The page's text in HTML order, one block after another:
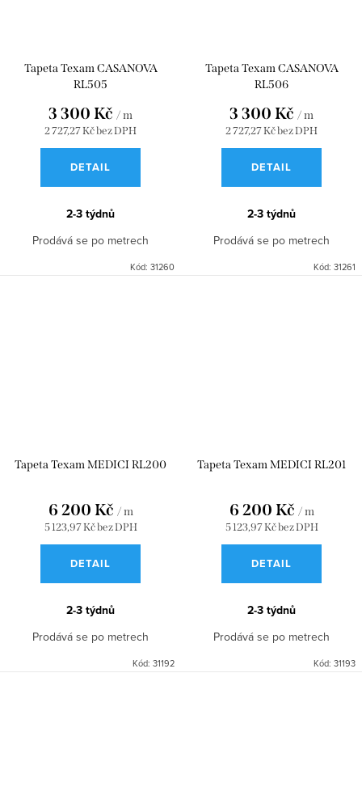
Tapeta Texam CASANOVA
RL505
2 727,27 Kč bez DPH
3 300 Kč / m
DETAIL
2-3 týdnů
Prodává se po metrech
Kód: 31260
Tapeta Texam CASANOVA
RL506
2 727,27 Kč bez DPH
3 300 Kč / m
DETAIL
2-3 týdnů
Prodává se po metrech
Kód: 31261
Tapeta Texam MEDICI RL200
5 123,97 Kč bez DPH
6 200 Kč / m
DETAIL
2-3 týdnů
Prodává se po metrech
Kód: 31192
Tapeta Texam MEDICI RL201
5 123,97 Kč bez DPH
6 200 Kč / m
DETAIL
2-3 týdnů
Prodává se po metrech
Kód: 31193